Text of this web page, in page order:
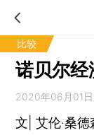
比较
诺贝尔
2020年06月01
文| 艾伦·桑